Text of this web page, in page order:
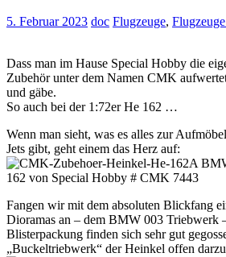
5. Februar 2023 doc Flugzeuge,
Dass man im Hause Special Hobby die
Zubehör unter dem Namen CMK
und gäbe.
So auch bei der 1:72er He 162 …
Wenn man sieht, was es alles zur
Jets gibt, geht einem das Herz auf:
Fangen wir mit dem absoluten Blickfang
Dioramas an – dem BMW 003 Triebwerk
Blisterpackung finden sich sehr gut
„Buckeltriebwerk“ der Heinkel offen